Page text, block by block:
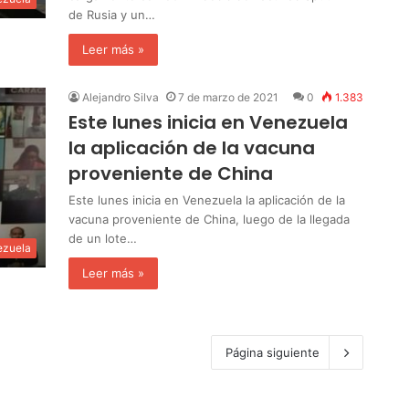
de Rusia y un…
Leer más »
Alejandro Silva 7 de marzo de 2021 0 1.383
Este lunes inicia en Venezuela
la aplicación de la vacuna
proveniente de China
Este lunes inicia en Venezuela la aplicación de la
vacuna proveniente de China, luego de la llegada
de un lote…
Leer más »
Página siguiente